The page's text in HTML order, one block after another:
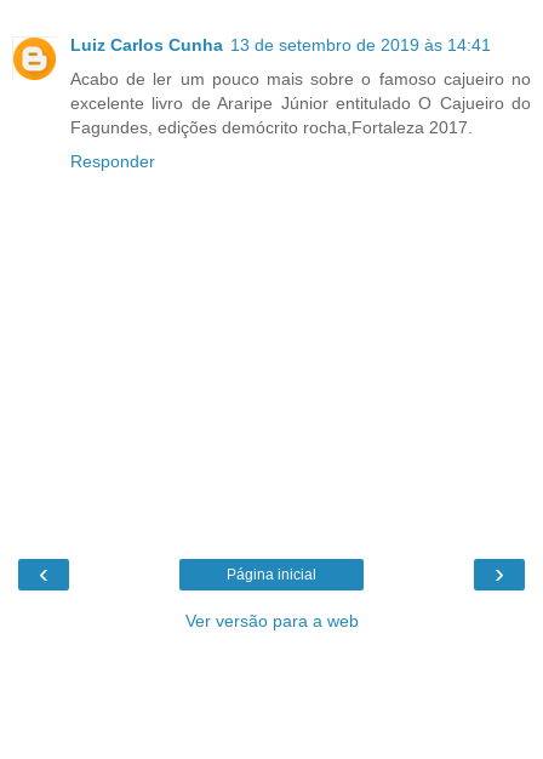
Luiz Carlos Cunha 13 de setembro de 2019 às 14:41
Acabo de ler um pouco mais sobre o famoso cajueiro no
excelente livro de Araripe Júnior entitulado O Cajueiro do
Fagundes, edições demócrito rocha,Fortaleza 2017.
Responder
‹ ›
Página inicial
Ver versão para a web